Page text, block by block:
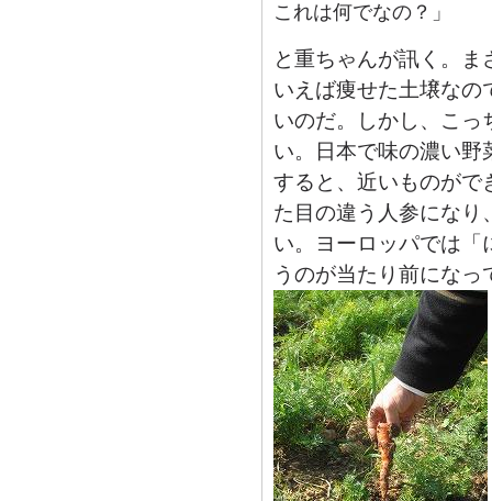
これは何でなの？」
と重ちゃんが訊く。
いえば痩せた土壌なの
いのだ。しかし、こっ
い。日本で味の濃い野
すると、近いものがで
た目の違う人参になり
い。ヨーロッパでは「
うのが当たり前にな